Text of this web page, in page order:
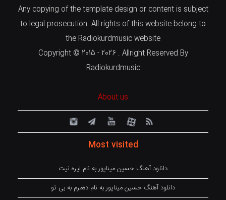
Any copying of the template design or content is subject
to legal prosecution. All rights of this website belong to
the Radiokurdmusic website
Copyright © 2015 - 2026 . Allright Reserved By
Radiokurdmusic
About us
Most visited
دانلود آهنگ حسین میناپور به نام لیره نیت
دانلود آهنگ حسین میناپور به نام دەمرم بە بی تو